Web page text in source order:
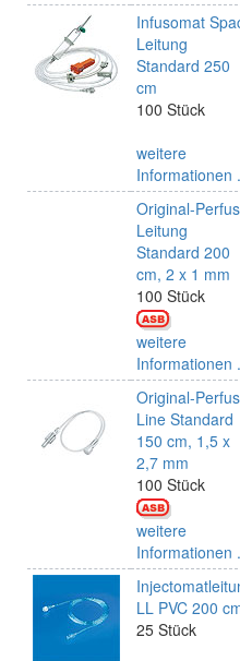
Infusomat
Leitung
Standard 250
cm
100 Stück
weitere
Informationen
Original-
Leitung
Standard 200
cm, 2 x 1 mm
100 Stück
weitere
Informationen
Original-
Line Standard
150 cm, 1,5 x
2,7 mm
100 Stück
weitere
Informationen
LL PVC 200
25 Stück